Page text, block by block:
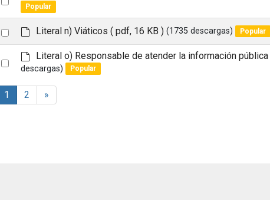
a
u
an
item
e
f
a
Popular
Select
an
item
d
a
l
Literal n) Viáticos ( pdf, 16 KB ) (1735 descargas) Popular
Select
item
d
e
a
u
Literal o) Responsable de atender la información pública
descargas)
Popular
1 2 »